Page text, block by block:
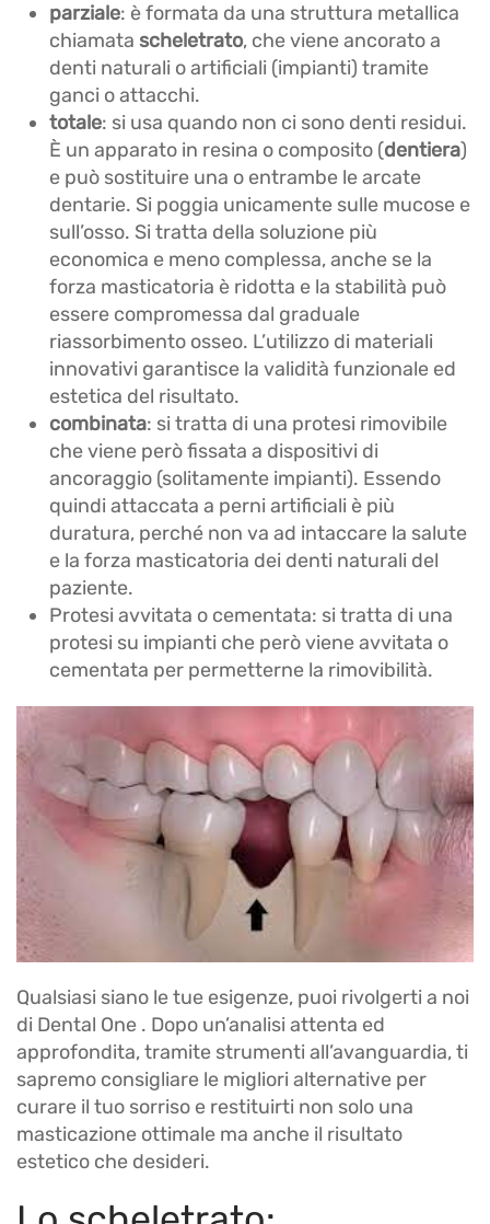
parziale: è formata da una struttura metallica
chiamata scheletrato, che viene ancorato a
denti naturali o artificiali (impianti) tramite
ganci o attacchi.
totale: si usa quando non ci sono denti residui.
È un apparato in resina o composito (dentiera)
e può sostituire una o entrambe le arcate
dentarie. Si poggia unicamente sulle mucose e
sull’osso. Si tratta della soluzione più
economica e meno complessa, anche se la
forza masticatoria è ridotta e la stabilità può
essere compromessa dal graduale
riassorbimento osseo. L’utilizzo di materiali
innovativi garantisce la validità funzionale ed
estetica del risultato.
combinata: si tratta di una protesi rimovibile
che viene però fissata a dispositivi di
ancoraggio (solitamente impianti). Essendo
quindi attaccata a perni artificiali è più
duratura, perché non va ad intaccare la salute
e la forza masticatoria dei denti naturali del
paziente.
Protesi avvitata o cementata: si tratta di una
protesi su impianti che però viene avvitata o
cementata per permetterne la rimovibilità.
Qualsiasi siano le tue esigenze, puoi rivolgerti a noi
di Dental One . Dopo un’analisi attenta ed
approfondita, tramite strumenti all’avanguardia, ti
sapremo consigliare le migliori alternative per
curare il tuo sorriso e restituirti non solo una
masticazione ottimale ma anche il risultato
estetico che desideri.